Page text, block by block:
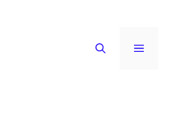
MENU